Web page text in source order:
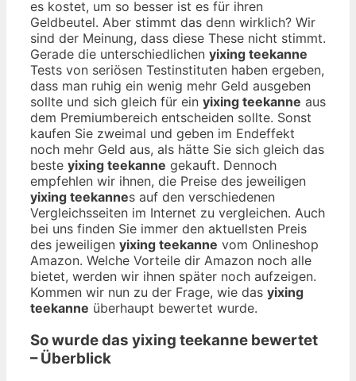
es kostet, um so besser ist es für ihren
Geldbeutel. Aber stimmt das denn wirklich? Wir
sind der Meinung, dass diese These nicht stimmt.
Gerade die unterschiedlichen yixing teekanne
Tests von seriösen Testinstituten haben ergeben,
dass man ruhig ein wenig mehr Geld ausgeben
sollte und sich gleich für ein yixing teekanne aus
dem Premiumbereich entscheiden sollte. Sonst
kaufen Sie zweimal und geben im Endeffekt
noch mehr Geld aus, als hätte Sie sich gleich das
beste yixing teekanne gekauft. Dennoch
empfehlen wir ihnen, die Preise des jeweiligen
yixing teekannes auf den verschiedenen
Vergleichsseiten im Internet zu vergleichen. Auch
bei uns finden Sie immer den aktuellsten Preis
des jeweiligen yixing teekanne vom Onlineshop
Amazon. Welche Vorteile dir Amazon noch alle
bietet, werden wir ihnen später noch aufzeigen.
Kommen wir nun zu der Frage, wie das yixing
teekanne überhaupt bewertet wurde.
So wurde das yixing teekanne bewertet
– Überblick